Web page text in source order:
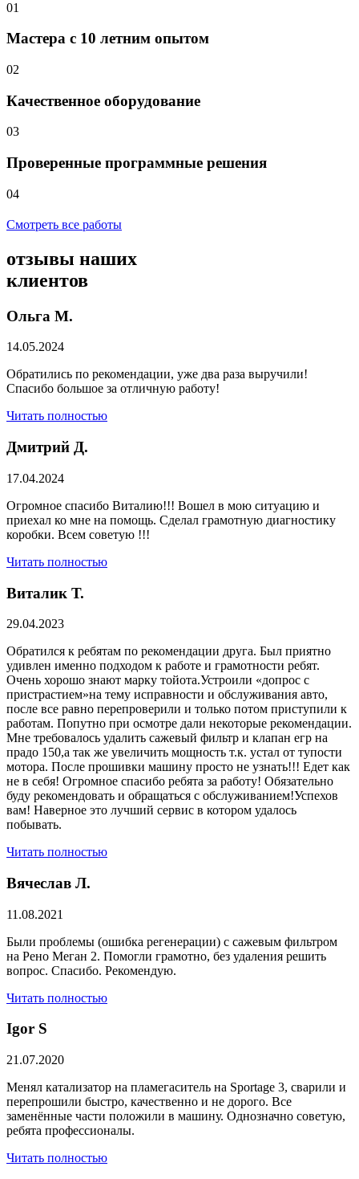
01
Мастера с 10 летним опытом
02
Качественное оборудование
03
Проверенные программные решения
04
Смотреть все работы
отзывы наших
клиентов
Ольга М.
14.05.2024
Обратились по рекомендации, уже два раза выручили!
Спасибо большое за отличную работу!
Читать полностью
Дмитрий Д.
17.04.2024
Огромное спасибо Виталию!!! Вошел в мою ситуацию и
приехал ко мне на помощь. Сделал грамотную диагностику
коробки. Всем советую !!!
Читать полностью
Виталик Т.
29.04.2023
Обратился к ребятам по рекомендации друга. Был приятно
удивлен именно подходом к работе и грамотности ребят.
Очень хорошо знают марку тойота.Устроили «допрос с
пристрастием»на тему исправности и обслуживания авто,
после все равно перепроверили и только потом приступили к
работам. Попутно при осмотре дали некоторые рекомендации.
Мне требовалось удалить сажевый фильтр и клапан егр на
прадо 150,а так же увеличить мощность т.к. устал от тупости
мотора. После прошивки машину просто не узнать!!! Едет как
не в себя! Огромное спасибо ребята за работу! Обязательно
буду рекомендовать и обращаться с обслуживанием!Успехов
вам! Наверное это лучший сервис в котором удалось
побывать.
Читать полностью
Вячеслав Л.
11.08.2021
Были проблемы (ошибка регенерации) с сажевым фильтром
на Рено Меган 2. Помогли грамотно, без удаления решить
вопрос. Спасибо. Рекомендую.
Читать полностью
​Igor S
21.07.2020
Менял катализатор на пламегаситель на Sportage 3, сварили и
перепрошили быстро, качественно и не дорого. Все
заменённые части положили в машину. Однозначно советую,
ребята профессионалы.
Читать полностью